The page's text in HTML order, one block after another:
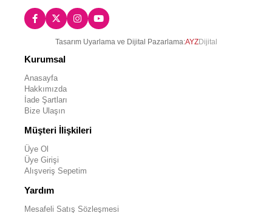
Tasarım Uyarlama ve Dijital Pazarlama:AYZDijital
Kurumsal
Anasayfa
Hakkımızda
İade Şartları
Bize Ulaşın
Müşteri İlişkileri
Üye Ol
Üye Girişi
Alışveriş Sepetim
Yardım
Mesafeli Satış Sözleşmesi